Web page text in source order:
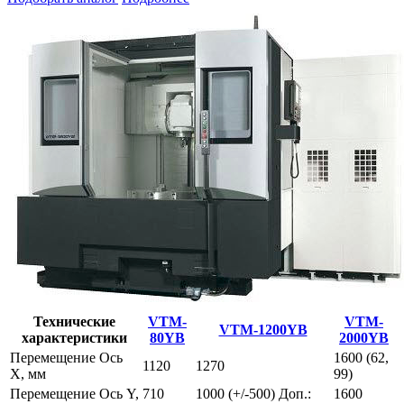
Технические
характеристики
VTM-
80YB
VTM-1200YB
VTM-
2000YB
Перемещение Ось
Х, мм
1120 1270
1600 (62,
99)
Перемещение Ось Y, 710
1000 (+/-500) Доп.:
1600